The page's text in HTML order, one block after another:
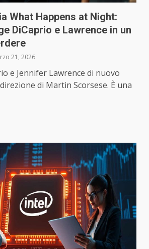
What Happens at Night:
DiCaprio e Lawrence in un
21, 2026
e Jennifer Lawrence di nuovo
di Martin Scorsese. È una